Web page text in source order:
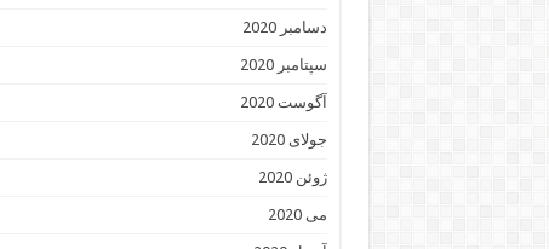
دسامبر 2020
سپتامبر 2020
آگوست 2020
جولای 2020
ژوئن 2020
می 2020